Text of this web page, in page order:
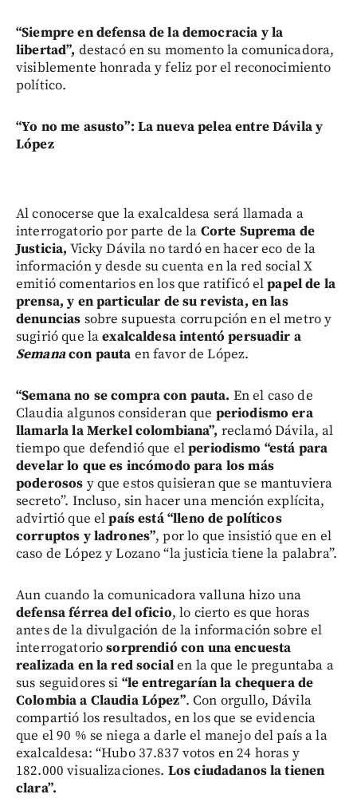
“Siempre en defensa de la democracia y la
libertad”, destacó en su momento la comunicadora,
visiblemente honrada y feliz por el reconocimiento
político.
“Yo no me asusto”: La nueva pelea entre Dávila y
López
Al conocerse que la exalcaldesa será llamada a
interrogatorio por parte de la Corte Suprema de
Justicia, Vicky Dávila no tardó en hacer eco de la
información y desde su cuenta en la red social X
emitió comentarios en los que ratificó elpapel de la
prensa, y en particular de su revista, en las
denuncias sobre supuesta corrupción en el metro y
sugirió que laexalcaldesa intentó persuadir a
Semanacon pauta en favor de López.
“Semana no se compra con pauta. En el caso de
Claudia algunos consideran que periodismo era
llamarla la Merkel colombiana”, reclamó Dávila, al
tiempo que defendió que elperiodismo “está para
develar lo que es incómodo para los más
poderosos y que estos quisieran que se mantuviera
secreto”. Incluso, sin hacer una mención explícita,
advirtió que elpaís está “lleno de políticos
corruptos y ladrones”, por lo que insistió que en el
caso de López y Lozano “la justicia tiene la palabra”.
Aun cuando la comunicadora valluna hizo una
defensa férrea del oficio, lo cierto es que horas
antes de la divulgación de la información sobre el
interrogatoriosorprendió con una encuesta
realizada en la red socialen la que le preguntaba a
sus seguidores si “le entregarían la chequera de
Colombia a Claudia López”. Con orgullo, Dávila
compartió los resultados, en los que se evidencia
que el 90 % se niega a darle el manejo del país a la
exalcaldesa: “Hubo 37.837 votos en 24 horas y
182.000 visualizaciones. Los ciudadanos la tienen
clara”.